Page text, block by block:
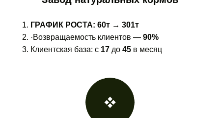
ГРАФИК РОСТА: 60т → 301т
·Возвращаемость клиентов — 90%
Клиентская база: с 17 до 45 в месяц